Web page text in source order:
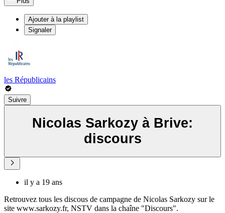
Ajouter à la playlist
Signaler
les Républicains
Suivre
Nicolas Sarkozy à Brive:
discours
il y a 19 ans
Retrouvez tous les discous de campagne de Nicolas Sarkozy sur le
site www.sarkozy.fr, NSTV dans la chaîne "Discours".